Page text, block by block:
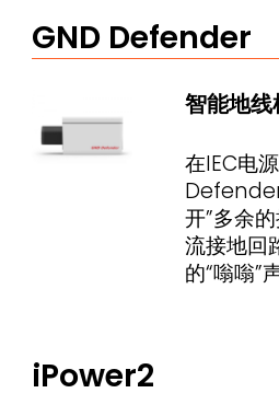
GND Defender
智能地线
在IEC电
开”多余
流接地回
的“嗡嗡”声
iPower2